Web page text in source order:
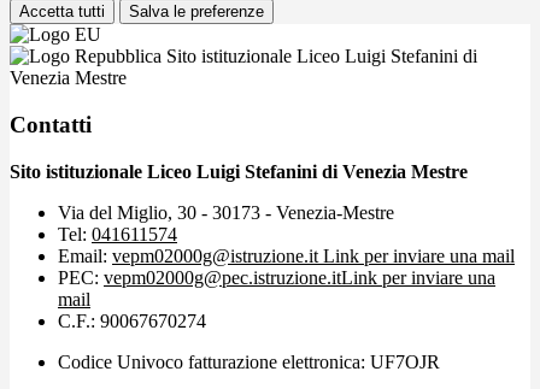
Accetta tutti Salva le preferenze
Sito istituzionale Liceo Luigi Stefanini di
Venezia Mestre
Contatti
Sito istituzionale Liceo Luigi Stefanini di Venezia Mestre
Via del Miglio, 30 - 30173 - Venezia-Mestre
Tel: 041611574
Email: vepm02000g@istruzione.it Link per inviare una mail
PEC: vepm02000g@pec.istruzione.itLink per inviare una
mail
C.F.: 90067670274
Codice Univoco fatturazione elettronica: UF7OJR